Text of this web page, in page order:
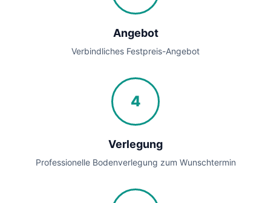
Angebot
Verbindliches Festpreis-Angebot
4
Verlegung
Professionelle Bodenverlegung zum Wunschtermin